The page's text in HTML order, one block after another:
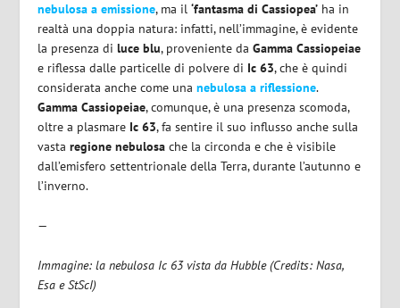
nebulosa a emissione, ma il‘fantasma di Cassiopea’ ha in
realtà una doppia natura: infatti, nell’immagine, è evidente
la presenza di luce blu, proveniente da Gamma Cassiopeiae
e riflessa dalle particelle di polvere di Ic 63, che è quindi
considerata anche come unanebulosa a riflessione.
Gamma Cassiopeiae, comunque, è una presenza scomoda,
oltre a plasmare Ic 63, fa sentire il suo influsso anche sulla
vastaregione nebulosa che la circonda e che è visibile
dall’emisfero settentrionale della Terra, durante l’autunno e
l’inverno.
—
Immagine: la nebulosa Ic 63 vista da Hubble (Credits: Nasa,
Esa e StScI)